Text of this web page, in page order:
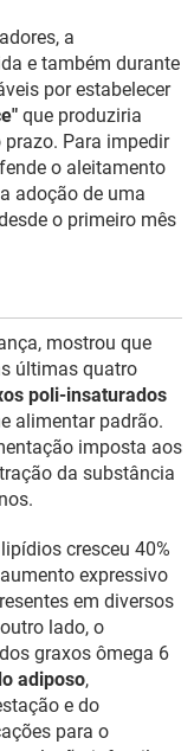
a
e também durante
por estabelecer
que produziria
Para impedir
o aleitamento
adoção de uma
o primeiro mês
mostrou que
últimas quatro
poli-insaturados
alimentar padrão.
imposta aos
da substância
cresceu 40%
expressivo
em diversos
lado, o
graxos ômega 6
adiposo,
e do
para o